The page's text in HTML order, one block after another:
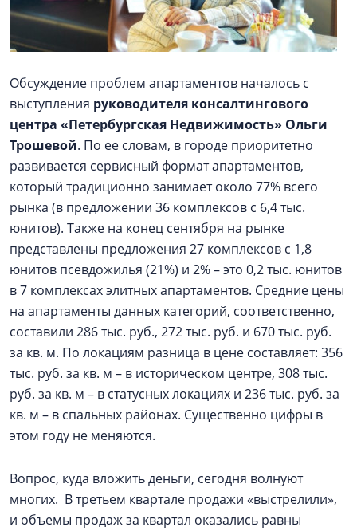
Обсуждение проблем апартаментов началось с
выступления руководителя консалтингового
центра «Петербургская Недвижимость» Ольги
Трошевой. По ее словам, в городе приоритетно
развивается сервисный формат апартаментов,
который традиционно занимает около 77% всего
рынка (в предложении 36 комплексов с 6,4 тыс.
юнитов). Также на конец сентября на рынке
представлены предложения 27 комплексов с 1,8
юнитов псевдожилья (21%) и 2% – это 0,2 тыс. юнитов
в 7 комплексах элитных апартаментов. Средние цены
на апартаменты данных категорий, соответственно,
составили 286 тыс. руб., 272 тыс. руб. и 670 тыс. руб.
за кв. м. По локациям разница в цене составляет: 356
тыс. руб. за кв. м – в историческом центре, 308 тыс.
руб. за кв. м – в статусных локациях и 236 тыс. руб. за
кв. м – в спальных районах. Существенно цифры в
этом году не меняются.
Вопрос, куда вложить деньги, сегодня волнуют
многих. В третьем квартале продажи «выстрелили»,
и объемы продаж за квартал оказались равны